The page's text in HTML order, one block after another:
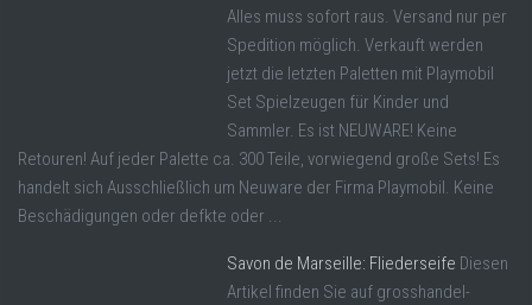
Alles muss sofort raus. Versand nur per
Spedition möglich. Verkauft werden
jetzt die letzten Paletten mit Playmobil
Set Spielzeugen für Kinder und
Sammler. Es ist NEUWARE! Keine
Retouren! Auf jeder Palette ca. 300 Teile, vorwiegend große Sets! Es
handelt sich Ausschließlich um Neuware der Firma Playmobil. Keine
Beschädigungen oder defkte oder ...
Savon de Marseille: Fliederseife Diesen
Artikel finden Sie auf grosshandel-